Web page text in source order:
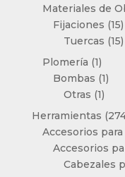
Materiales de
Fijaciones 1515
Tuercas 1515
Plomería 11
Bombas 11
Otras 11
Herramientas
Accesorios
Accesorios
Cabezales